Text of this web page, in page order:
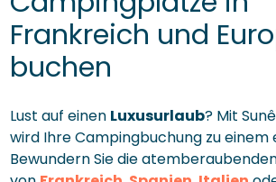
Frankreich und
buchen
Lust auf einen Luxusurlaub? Mit
wird Ihre Campingbuchung zu einem
Bewundern Sie die